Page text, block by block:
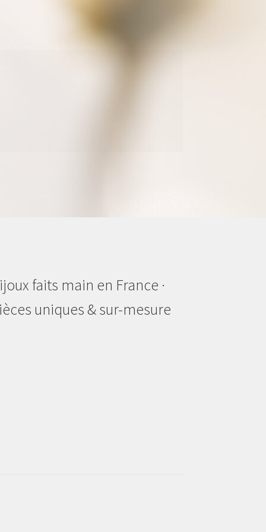
faits main en France ·
uniques & sur-mesure